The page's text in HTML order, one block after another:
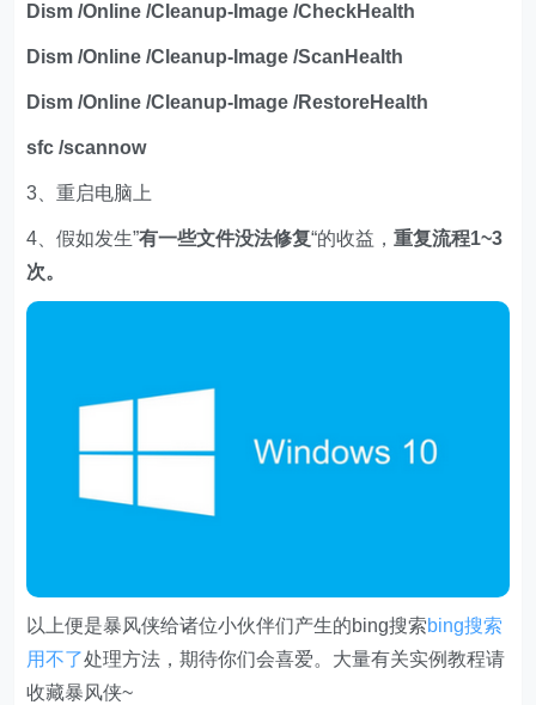
Dism /Online /Cleanup-Image /CheckHealth
Dism /Online /Cleanup-Image /ScanHealth
Dism /Online /Cleanup-Image /RestoreHealth
sfc /scannow
3、重启电脑上
4、假如发生”有一些文件没法修复“的收益，重复流程1~3
次。
以上便是暴风侠给诸位小伙伴们产生的bing搜索bing搜索
用不了处理方法，期待你们会喜爱。大量有关实例教程请
收藏暴风侠~